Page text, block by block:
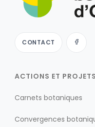
CONTACT
ACTIONS ET PROJETS
Carnets botaniques
Convergences